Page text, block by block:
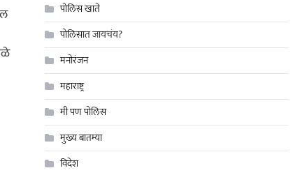
पोलिस खाते
पोलिसात जायचंय?
मनोरंजन
महाराष्ट्र
मी पण पोलिस
मुख्य बातम्या
विदेश